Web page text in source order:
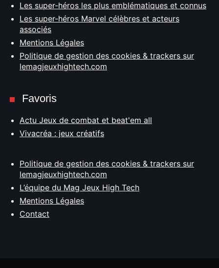
Les super-héros les plus emblématiques et connus
Les super-héros Marvel célèbres et acteurs
associés
Mentions Légales
Politique de gestion des cookies & trackers sur
lemagjeuxhightech.com
Favoris
Actu Jeux de combat et beat'em all
Vivacréa : jeux créatifs
Politique de gestion des cookies & trackers sur
lemagjeuxhightech.com
L’équipe du Mag Jeux High Tech
Mentions Légales
Contact